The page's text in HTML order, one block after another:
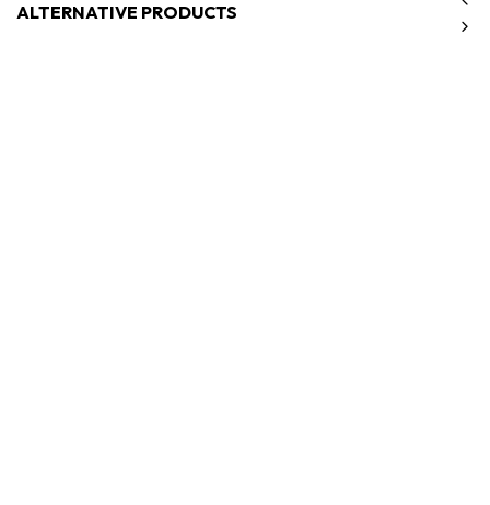
ALTERNATIVE PRODUCTS